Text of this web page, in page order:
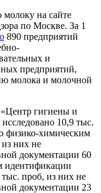
молоку на сайте
по Москве. За 1
890 предприятий
и
предприятий,
молока и молочной
гигиены и
10,9 тыс.
физико-химическим
из них не
документации 60
идентификации
проб, из них не
документации 23